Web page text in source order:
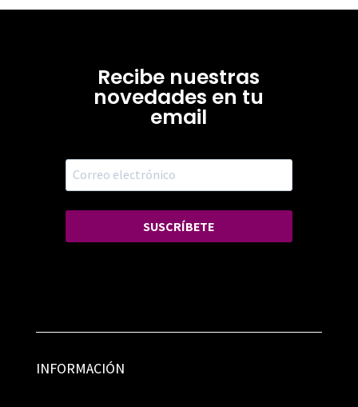
Recibe nuestras
novedades en tu
email
SUSCRÍBETE
INFORMACIÓN